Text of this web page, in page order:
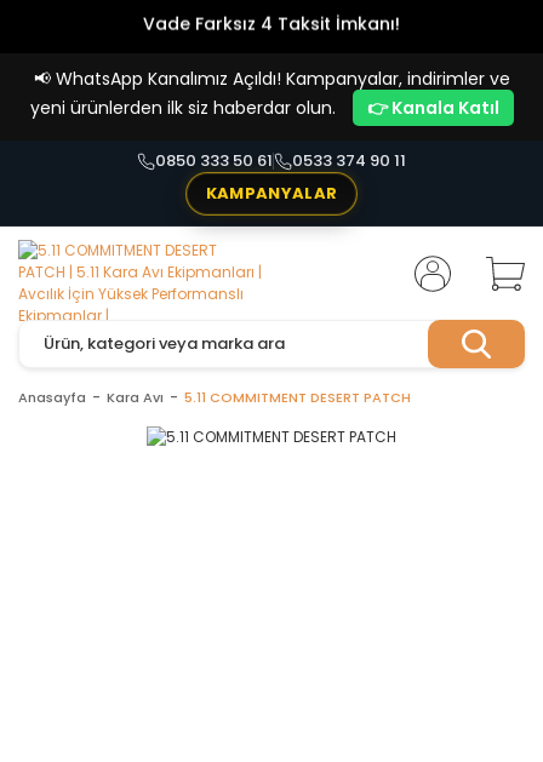
Vade Farksız 4 Taksit İmkanı!
📢 WhatsApp Kanalımız Açıldı! Kampanyalar, indirimler ve
yeni ürünlerden ilk siz haberdar olun.
👉 Kanala Katıl
0850 333 50 61
0533 374 90 11
KAMPANYALAR
Anasayfa Kara Avı 5.11 COMMITMENT DESERT PATCH